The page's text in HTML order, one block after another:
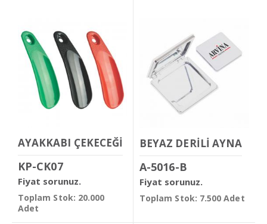
AYAKKABI ÇEKECEĞİ
KP-CK07
Fiyat sorunuz.
Toplam Stok: 20.000
Adet
BEYAZ DERİLİ AYNA
A-5016-B
Fiyat sorunuz.
Toplam Stok: 7.500 Adet